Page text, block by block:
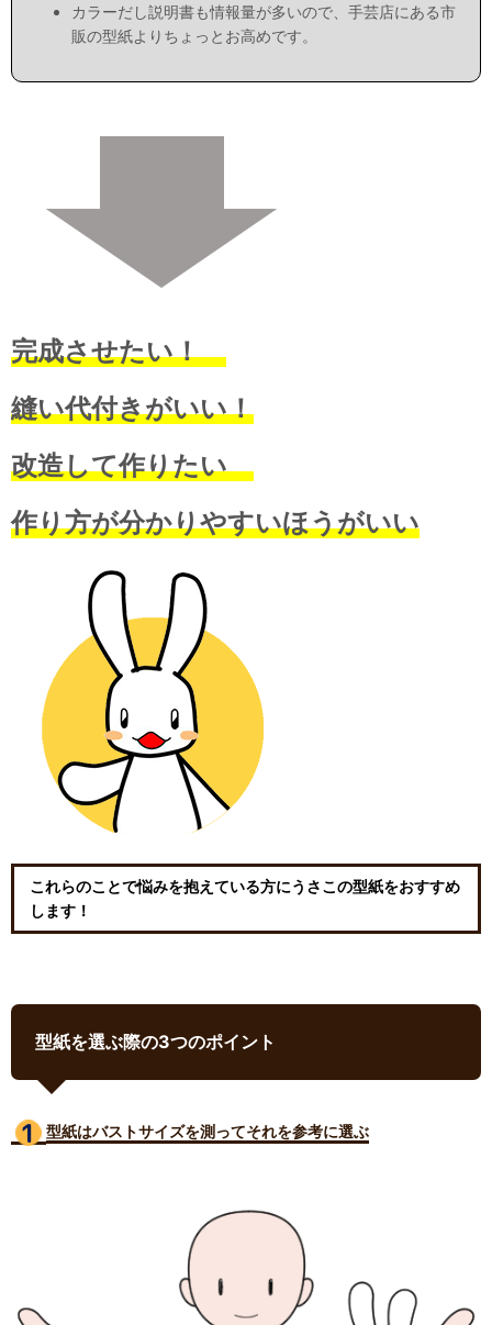
カラーだし説明書も情報量が多いので、手芸店にある市
販の型紙よりちょっとお高めです。
完成させたい！
縫い代付きがいい！
改造して作りたい
作り方が分かりやすいほうがいい
これらのことで悩みを抱えている方にうさこの型紙をおすすめ
します！
型紙を選ぶ際の3つのポイント
型紙はバストサイズを測ってそれを参考に選ぶ